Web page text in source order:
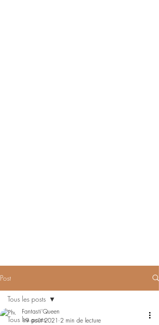
Post
Tous les posts
Tous les posts
Fantasti'Queen
19 août 2021 2 min de lecture